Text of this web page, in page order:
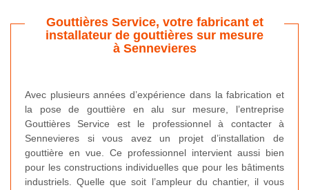
Gouttières Service, votre fabricant et
installateur de gouttières sur mesure
à Sennevieres
Avec plusieurs années d’expérience dans la fabrication et
la pose de gouttière en alu sur mesure, l’entreprise
Gouttières Service est le professionnel à contacter à
Sennevieres si vous avez un projet d’installation de
gouttière en vue. Ce professionnel intervient aussi bien
pour les constructions individuelles que pour les bâtiments
industriels. Quelle que soit l’ampleur du chantier, il vous